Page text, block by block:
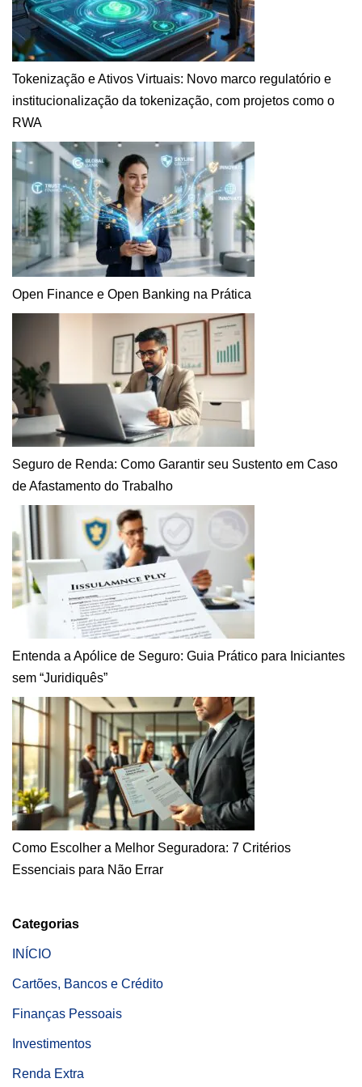
Tokenização e Ativos Virtuais: Novo marco regulatório e
institucionalização da tokenização, com projetos como o
RWA
Open Finance e Open Banking na Prática
Seguro de Renda: Como Garantir seu Sustento em Caso
de Afastamento do Trabalho
Entenda a Apólice de Seguro: Guia Prático para Iniciantes
sem “Juridiquês”
Como Escolher a Melhor Seguradora: 7 Critérios
Essenciais para Não Errar
Categorias
INÍCIO
Cartões, Bancos e Crédito
Finanças Pessoais
Investimentos
Renda Extra